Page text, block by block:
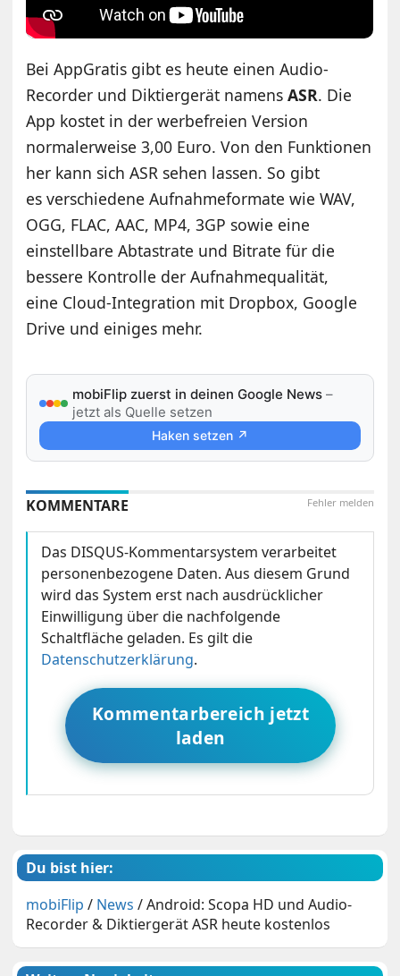
Bei AppGratis gibt es heute einen Audio-
Recorder und Diktiergerät namensASR. Die
App kostet in der werbefreien Version
normalerweise 3,00 Euro. Von den Funktionen
her kann sich ASR sehen lassen. So gibt
es verschiedene Aufnahmeformate wie WAV,
OGG, FLAC, AAC, MP4, 3GP sowie eine
einstellbare Abtastrate und Bitrate für die
bessere Kontrolle der Aufnahmequalität,
eine Cloud-Integration mit Dropbox, Google
Drive und einiges mehr.
mobiFlip zuerst in deinen Google News –
jetzt als Quelle setzen
Haken setzen ↗
Fehler melden
KOMMENTARE
Das DISQUS-Kommentarsystem verarbeitet
personenbezogene Daten. Aus diesem Grund
wird das System erst nach ausdrücklicher
Einwilligung über die nachfolgende
Schaltfläche geladen. Es gilt die
Datenschutzerklärung.
Kommentarbereich jetzt
laden
Du bist hier:
mobiFlip / News /Android: Scopa HD und Audio-
Recorder & Diktiergerät ASR heute kostenlos